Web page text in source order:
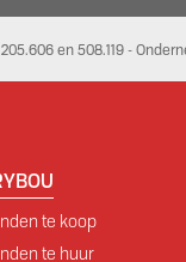
en 508.119 -
te koop
te huur